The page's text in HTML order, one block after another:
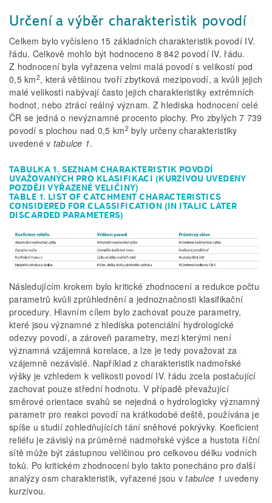
Určení a výběr charakteristik povodí
Celkem bylo vyčísleno 15 základních charakteristik povodí IV.
řádu. Celkově mohlo být hodnoceno 8 842 povodí IV. řádu.
Z hodnocení byla vyřazena velmi malá povodí s velikostí pod
0,5 km2, která většinou tvoří zbytková mezipovodí, a kvůli jejich
malé velikosti nabývají často jejich charakteristiky extrémních
hodnot, nebo ztrácí reálný význam. Z hlediska hodnocení celé
ČR se jedná o nevýznamné procento plochy. Pro zbylých 7 739
povodí s plochou nad 0,5 km2byly určeny charakteristiky
uvedené v tabulce 1.
TABULKA 1. SEZNAM CHARAKTERISTIK POVODÍ
UVAŽOVANÝCH PRO KLASIFIKACI (KURZÍVOU UVEDENY
POZDĚJI VYŘAZENÉ VELIČINY)
TABLE 1. LIST OF CATCHMENT CHARACTERISTICS
CONSIDERED FOR CLASSIFICATION (IN ITALIC LATER
DISCARDED PARAMETERS)
Následujícím krokem bylo kritické zhodnocení a redukce počtu
parametrů kvůli zprůhlednění a jednoznačnosti klasifikační
procedury. Hlavním cílem bylo zachovat pouze parametry,
které jsou významné z hlediska potenciální hydrologické
odezvy povodí, a zároveň parametry, mezi kterými není
významná vzájemná korelace, a lze je tedy považovat za
vzájemně nezávislé. Například z charakteristik nadmořské
výšky je vzhledem k velikosti povodí IV. řádu zcela postačující
zachovat pouze střední hodnotu. V případě převažující
směrové orientace svahů se nejedná o hydrologicky významný
parametr pro reakci povodí na krátkodobé deště, používána je
spíše u studií zohledňujících tání sněhové pokrývky. Koeficient
reliéfu je závislý na průměrné nadmořské výšce a hustota říční
sítě může být zástupnou veličinou pro celkovou délku vodních
toků. Po kritickém zhodnocení bylo takto ponecháno pro další
analýzy osm charakteristik, vyřazené jsou vtabulce 1 uvedeny
kurzívou.